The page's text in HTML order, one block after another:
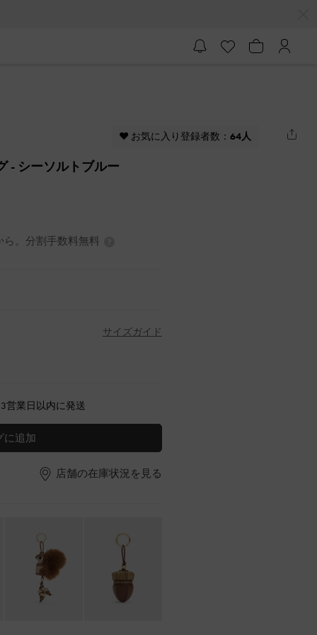
♥ お気に入り登録者数： 64人
- シーソルトブルー
。分割手数料無料
サイズガイド
営業日以内に発送
に追加
店舗の在庫状況を見る